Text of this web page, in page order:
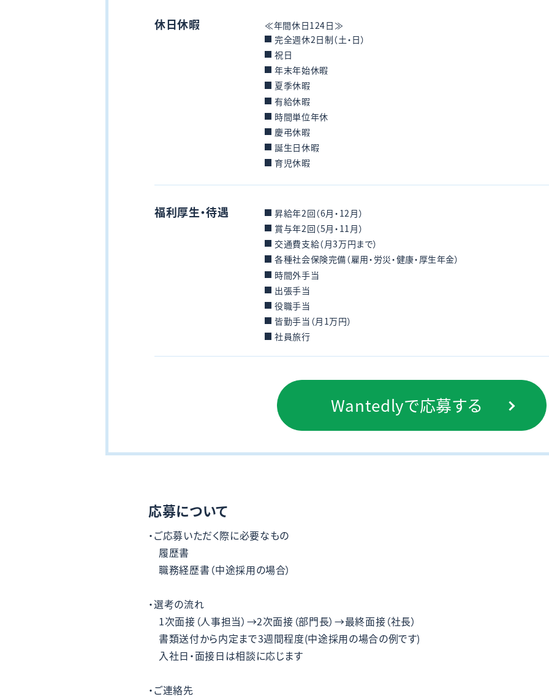
休日休暇
≪年間休日124日≫
完全週休2日制（土・日）
祝日
年末年始休暇
夏季休暇
有給休暇
時間単位年休
慶弔休暇
誕生日休暇
育児休暇
福利厚生・待遇
昇給年2回（6月・12月）
賞与年2回（5月・11月）
交通費支給（月3万円まで）
各種社会保険完備（雇用・労災・健康・厚生年金）
時間外手当
出張手当
役職手当
皆勤手当（月1万円）
社員旅行
Wantedlyで応募する
応募について
ご応募いただく際に必要なもの
履歴書
職務経歴書（中途採用の場合）
選考の流れ
1次面接（人事担当）→2次面接（部門長）→最終面接（社長）
書類送付から内定まで3週間程度(中途採用の場合の例です)
入社日・面接日は相談に応じます
ご連絡先